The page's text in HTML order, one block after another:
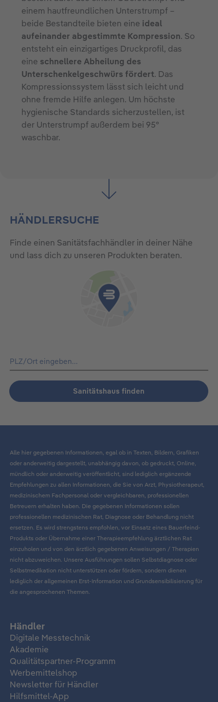
einem hautfreundlichen Unterstrumpf –
beide Bestandteile bieten eine ideal
aufeinander abgestimmte Kompression. So
entsteht ein einzigartiges Druckprofil, das
eine schnellere Abheilung des
Unterschenkelgeschwürs fördert. Das
Kompressionssystem lässt sich leicht und
ohne fremde Hilfe anlegen. Um höchste
hygienische Standards sicherzustellen, ist
der Unterstrumpf außerdem bei 95°
waschbar.
HÄNDLERSUCHE
Finde einen Sanitätsfachhändler in deiner Nähe
und lass dich zu unseren Produkten beraten.
Sanitätshaus finden
Alle hier gegebenen Informationen, egal ob in Texten, Bildern, Grafiken
oder anderweitig dargestellt, unabhängig davon, ob gedruckt, Online,
mündlich oder anderweitig veröffentlicht, sind lediglich ergänzende
Empfehlungen zu allen Informationen, die Sie von Arzt, Physiotherapeut,
medizinischem Fachpersonal oder vergleichbaren, professionellen
Betreuern erhalten haben. Die gegebenen Informationen sollen
professionellen medizinischen Rat, Diagnose oder Behandlung nicht
ersetzen. Es wird strengstens empfohlen, vor Einsatz eines Bauerfeind-
Produkts oder Übernahme einer Therapieempfehlung ärztlichen Rat
einzuholen und von den ärztlich gegebenen Anweisungen / Therapien
nicht abzuweichen. Unsere Ausführungen sollen Selbstdiagnose oder
Selbstmedikation nicht unterstützen oder fördern, sondern dienen
lediglich der allgemeinen Erst-Information und Grundsensibilisierung für
die angesprochenen Themen.
Händler
Digitale Messtechnik
Akademie
Qualitätspartner-Programm
Werbemittelshop
Newsletter für Händler
Hilfsmittel-App